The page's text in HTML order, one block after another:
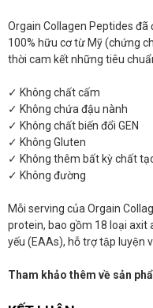
Orgain Collagen Peptides đã
100% hữu cơ từ Mỹ (chứng
thời cam kết những tiêu
✓ Không chất cấm
✓ Không chứa đậu nành
✓ Không chất biến đổi GEN
✓ Không Gluten
✓ Không thêm bất kỳ chất
✓ Không đường
Mỗi serving của Orgain
protein, bao gồm 18 loại
yếu (EAAs), hỗ trợ tập luyện
Tham khảo thêm về sản